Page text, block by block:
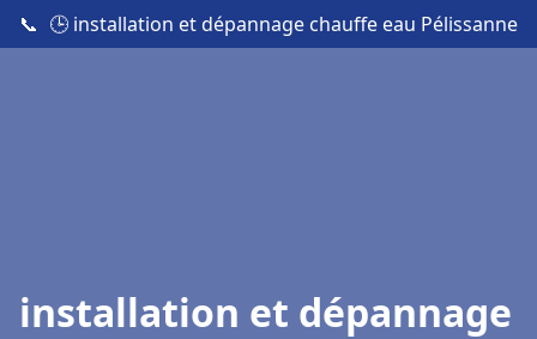
📞 🕒 installation et dépannage chauffe eau Pélissanne
installation et dépannage